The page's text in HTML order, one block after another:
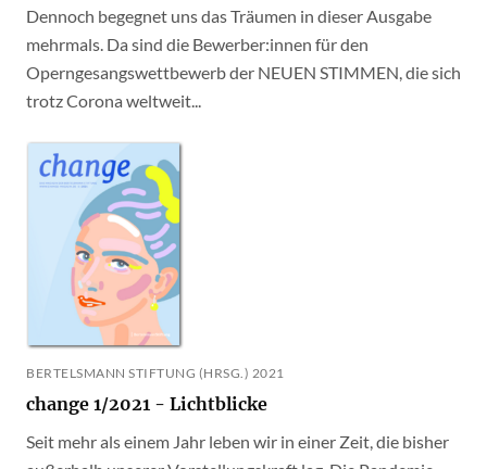
Dennoch begegnet uns das Träumen in dieser Ausgabe
mehrmals. Da sind die Bewerber:innen für den
Operngesangswettbewerb der NEUEN STIMMEN, die sich
trotz Corona weltweit...
BERTELSMANN STIFTUNG (HRSG.) 2021
change 1/2021 - Lichtblicke
Seit mehr als einem Jahr leben wir in einer Zeit, die bisher